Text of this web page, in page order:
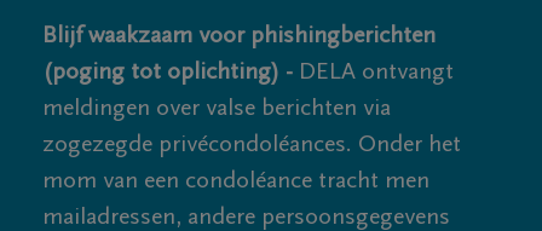
Blijf waakzaam voor phishingberichten
(poging tot oplichting) - DELA ontvangt
meldingen over valse berichten via
zogezegde privécondoléances. Onder het
mom van een condoléance tracht men
mailadressen, andere persoonsgegevens